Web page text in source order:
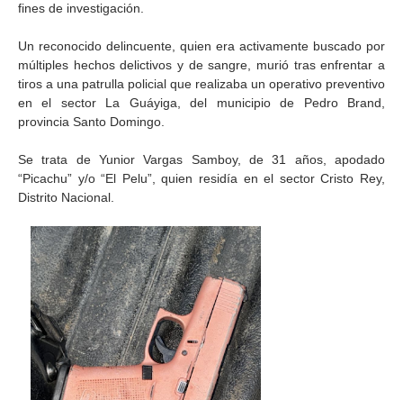
fines de investigación.
Un reconocido delincuente, quien era activamente buscado por
múltiples hechos delictivos y de sangre, murió tras enfrentar a
tiros a una patrulla policial que realizaba un operativo preventivo
en el sector La Guáyiga, del municipio de Pedro Brand,
provincia Santo Domingo.
Se trata de Yunior Vargas Samboy, de 31 años, apodado
“Picachu” y/o “El Pelu”, quien residía en el sector Cristo Rey,
Distrito Nacional.